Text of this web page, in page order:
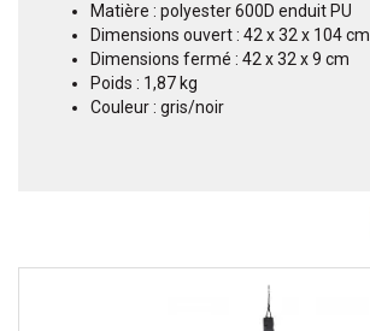
Matière : polyester 600D enduit PU
Dimensions ouvert : 42 x 32 x 104 cm
Dimensions fermé : 42 x 32 x 9 cm
Poids : 1,87 kg
Couleur : gris/noir